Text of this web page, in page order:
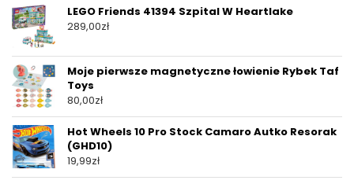
LEGO Friends 41394 Szpital W Heartlake
289,00zł
Moje pierwsze magnetyczne łowienie Rybek Taf
Toys
80,00zł
Hot Wheels 10 Pro Stock Camaro Autko Resorak
(GHD10)
19,99zł